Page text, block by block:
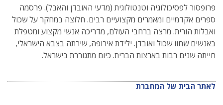
פרופסור לפסיכולוגיה וטנטולוגית (מדעי האובדן והאבל). פרסמה
ספרים אקדמיים ומאמרים מקצועיים רבים. חלוצה במחקר על שכול
ואבלות הורית. מרצה ברחבי העולם, מדריכה אנשי מקצוע ומטפלת
באנשים שחוו שכול ואובדן. ילידת אירופה, שירתה בצבא הישראלי,
חייתה שנים רבות בארצות הברית. כיום מתגוררת בישראל.
לאתר הבית של המחברת